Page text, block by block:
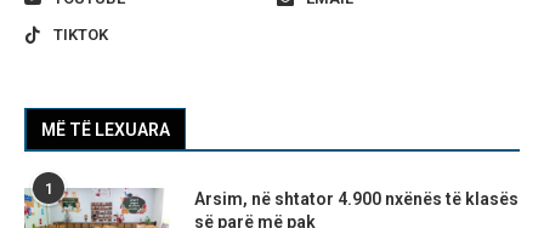
TIKTOK
MË TË LEXUARA
1
Arsim, në shtator 4.900 nxënës të klasës
së parë më pak